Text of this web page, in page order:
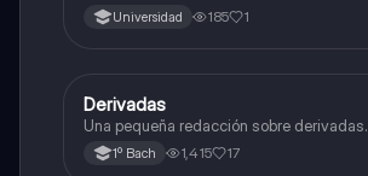
Universidad 185 1
DMatemáticas
Derivadas
Una pequeña redacción sobre derivadas.
1º Bach 1,415 17